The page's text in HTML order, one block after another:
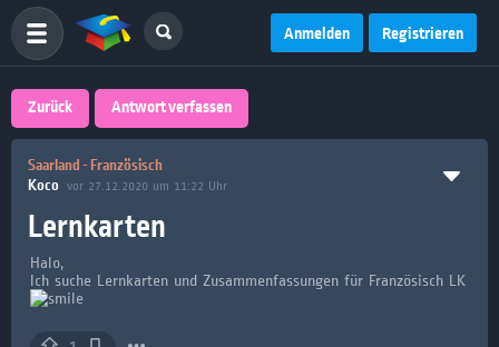
Anmelden Registrieren
Zurück Antwort verfassen
Saarland - Französisch
Koco vor 27.12.2020 um 11:22 Uhr
Lernkarten
Halo,
Ich suche Lernkarten und Zusammenfassungen für Französisch LK